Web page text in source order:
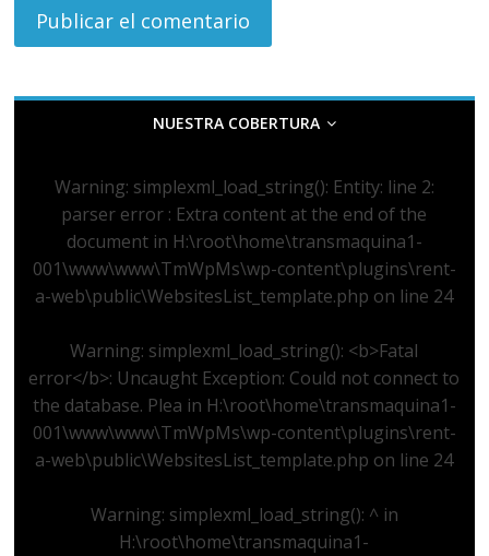
NUESTRA COBERTURA
Warning: simplexml_load_string(): Entity: line 2:
parser error : Extra content at the end of the
document in H:\root\home\transmaquina1-
001\www\www\TmWpMs\wp-content\plugins\rent-
a-web\public\WebsitesList_template.php on line 24
Warning: simplexml_load_string(): <b>Fatal
error</b>: Uncaught Exception: Could not connect to
the database. Plea in H:\root\home\transmaquina1-
001\www\www\TmWpMs\wp-content\plugins\rent-
a-web\public\WebsitesList_template.php on line 24
Warning: simplexml_load_string(): ^ in
H:\root\home\transmaquina1-